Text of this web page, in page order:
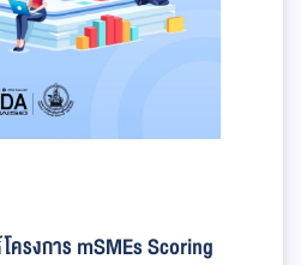
ครงการ mSMEs Scoring